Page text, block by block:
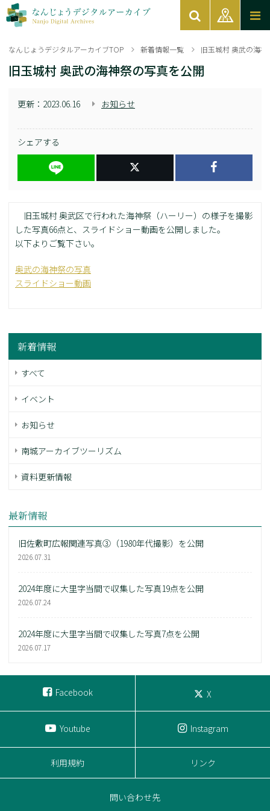
なんじょうデジタルアーカイブTOP 新着情報一覧 旧玉城村 奥武の海
旧玉城村 奥武の海神祭の写真を公開
更新： 2023.06.16 お知らせ
シェアする
旧玉城村 奥武区で行われた海神祭（ハーリー）の様子を撮影
した写真66点と、スライドショー動画を公開しました。
以下よりご覧下さい。
奥武の海神祭の写真
スライドショー動画
新着情報
すべて
イベント
お知らせ
南城アーカイブツーリズム
資料更新情報
最新情報
旧佐敷町広報関連写真③（1980年代撮影）を公開
2026.07.31
2024年度に大里字当間で収集した写真19点を公開
2026.07.24
2024年度に大里字当間で収集した写真7点を公開
2026.07.17
Facebook X
Youtube Instagram
利用規約 リンク
問い合わせ先